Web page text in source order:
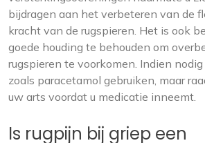
bijdragen aan het verbeteren van de
kracht van de rugspieren. Het is ook
goede houding te behouden om
rugspieren te voorkomen. Indien
zoals paracetamol gebruiken, maar
uw arts voordat u medicatie inneemt.
Is rugpijn bij griep een